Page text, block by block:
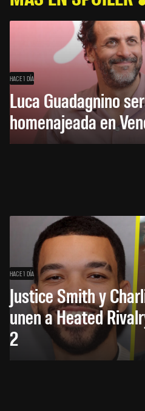
HACE 1 DÍA
Luca Guadagnino
homenajeada en
HACE 1 DÍA
Justice Smith y
unen a Heated
2